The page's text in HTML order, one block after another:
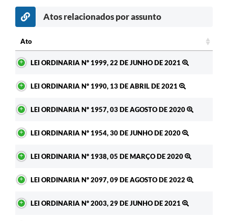
Atos relacionados por assunto
Ato
LEI ORDINARIA Nº 1999, 22 DE JUNHO DE 2021
LEI ORDINARIA Nº 1990, 13 DE ABRIL DE 2021
LEI ORDINARIA Nº 1957, 03 DE AGOSTO DE 2020
LEI ORDINARIA Nº 1954, 30 DE JUNHO DE 2020
LEI ORDINARIA Nº 1938, 05 DE MARÇO DE 2020
LEI ORDINARIA Nº 2097, 09 DE AGOSTO DE 2022
LEI ORDINARIA Nº 2003, 29 DE JUNHO DE 2021